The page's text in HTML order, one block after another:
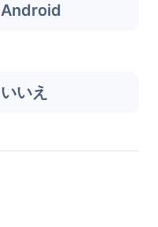
Android
いいえ